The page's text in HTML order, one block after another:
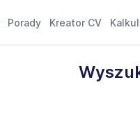
Porady Kreator CV